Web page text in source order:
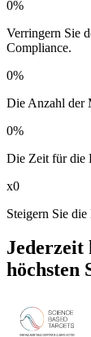
0%
Verringern Sie
Compliance.
0%
Die Anzahl der
0%
Die Zeit für die
x0
Steigern Sie
höchsten